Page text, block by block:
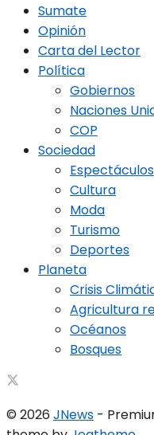
Sumate
Opinión
Carta del Lector
Política
Gobiernos
Naciones
COP
Sociedad
Espectáculos
Cultura
Moda
Turismo
Deportes
Planeta
Crisis
Agricultura
Océanos
Bosques
© 2026 JNews -